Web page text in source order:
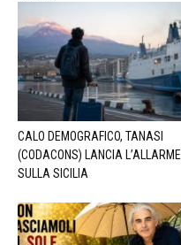
CALO DEMOGRAFICO, TANASI
(CODACONS) LANCIA L’ALLARME
SULLA SICILIA